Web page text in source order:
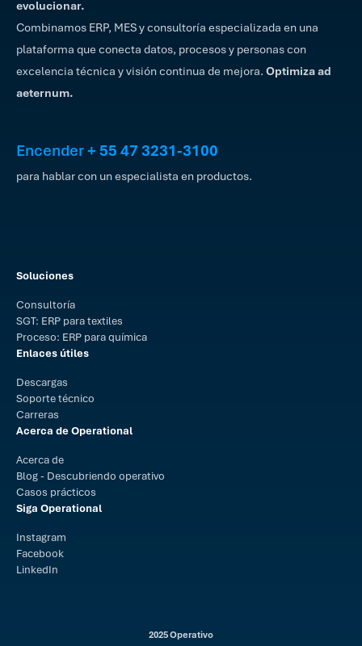
evolucionar.
Combinamos ERP, MES y consultoría especializada en una
plataforma que conecta datos, procesos y personas con
excelencia técnica y visión continua de mejora. Optimiza ad
aeternum.
Encender+ 55 47 3231-3100
para hablar con un especialista en productos.
Soluciones
Consultoría
SGT: ERP para textiles
Proceso: ERP para química
Enlaces útiles
Descargas
Soporte técnico
Carreras
Acerca de Operational
Acerca de
Blog - Descubriendo operativo
Casos prácticos
Siga Operational
Instagram
Facebook
LinkedIn
2025 Operativo